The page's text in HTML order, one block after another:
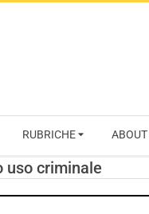
RUBRICHE ABOUT
uso criminale